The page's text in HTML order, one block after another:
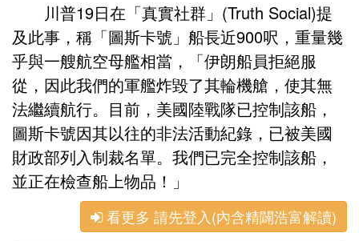
川普19日在「真實社群」(Truth Social)提
及此事，稱「圖斯卡號」船長近900呎，重量幾
乎與一艘航空母艦相當，「伊朗船員拒絕服
從，因此我們的軍艦炸毀了其輪機艙，使其無
法繼續航行。目前，美國陸戰隊已控制該船，
圖斯卡號因其以往的非法活動紀錄，已被美國
財政部列入制裁名單。我們已完全控制該船，
並正在檢查船上物品！」
看更多 請先登入(內含精闢浩富解讀)